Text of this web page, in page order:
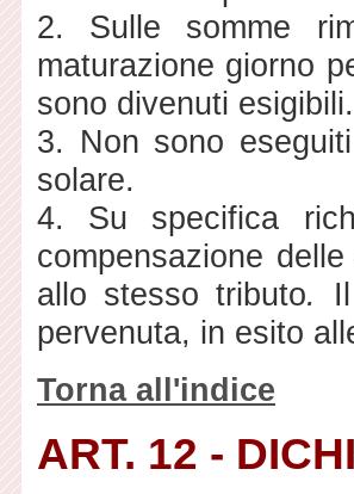
2. Sulle somme
maturazione giorno
sono divenuti esigibili.
3. Non sono
solare.
4. Su specifica
compensazione
allo stesso tributo.
pervenuta, in esito
Torna all'indice
ART. 12 -